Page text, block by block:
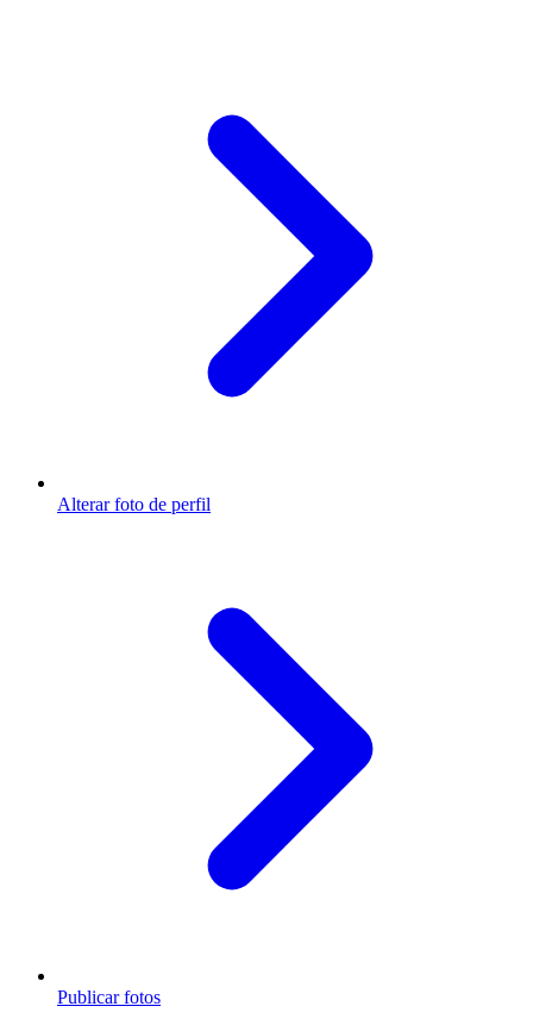
Alterar foto de perfil
Publicar fotos